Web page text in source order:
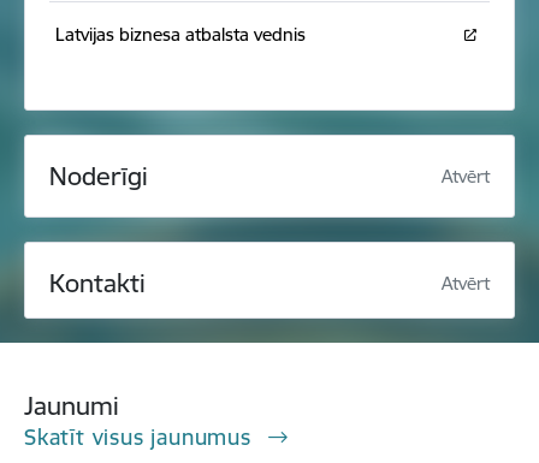
Latvijas biznesa atbalsta vednis
Noderīgi Atvērt
Kontakti Atvērt
Jaunumi
Skatīt visus jaunumus